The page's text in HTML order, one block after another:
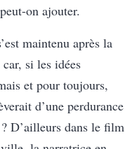
on ajouter.
maintenu après la
si les idées
et pour toujours,
d’une perdurance
D’ailleurs dans le film